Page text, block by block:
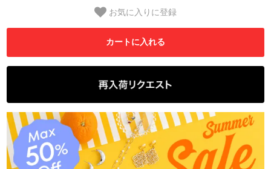
お気に入りに登録